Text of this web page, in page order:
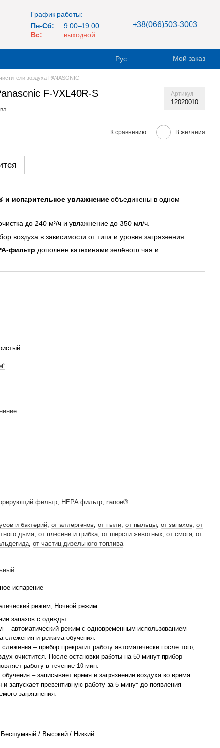
График работы:
Пн-Сб:
9:00–19:00
Вс:
выходной
+38(066)503-3003
Рус Мой заказ
воздуха PANASONIC
F-VXL40R-S Артикул
12020010
К сравнению В желания
и испарительное увлажнение объединены в одном
до 240 м³/ч и увлажнение до 350 мл/ч.
воздуха в зависимости от типа и уровня загрязнения.
фильтр дополнен катехинами зелёного чая и
фильтр, HEPA фильтр, nanoe®
и бактерий, от аллергенов, от пыли, от пыльцы, от запахов, от
дыма, от плесени и грибка, от шерсти животных, от смога, от
, от частиц дизельного топлива
испарение
режим, Ночной режим
запахов с одежды.
– автоматический режим с одновременным использованием
слежения и режима обучения.
– прибор прекратит работу автоматически после того,
очистится. После остановки работы на 50 минут прибор
работу в течение 10 мин.
– записывает время и загрязнение воздуха во время
и запускает превентивную работу за 5 минут до появления
загрязнения.
/ Высокий / Низкий